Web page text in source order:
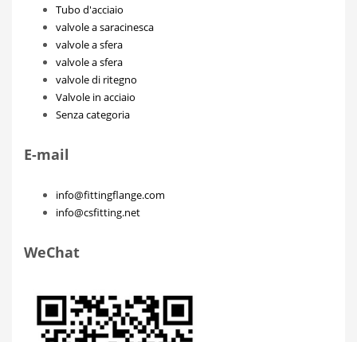
Tubo d'acciaio
valvole a saracinesca
valvole a sfera
valvole a sfera
valvole di ritegno
Valvole in acciaio
Senza categoria
E-mail
info@fittingflange.com
info@csfitting.net
WeChat